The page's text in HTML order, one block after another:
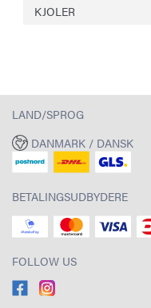
KJOLER
LAND/SPROG
DANMARK / DANSK
BETALINGSUDBYDERE
FOLLOW US